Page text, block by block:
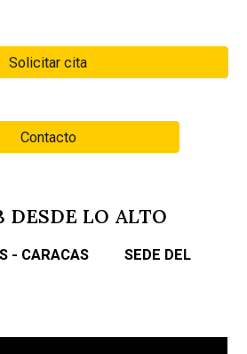
Solicitar cita
Contacto
DESDE LO ALTO
- CARACAS SEDE DEL